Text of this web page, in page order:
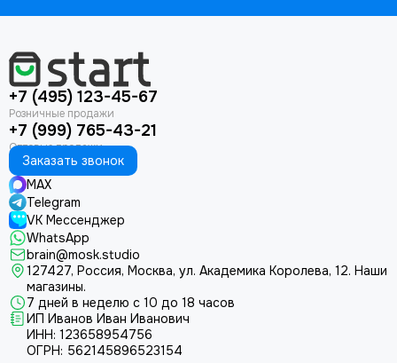
+7 (495) 123-45-67
+7 (999) 765-43-21
Заказать звонок
MAX
Telegram
VK Мессенджер
WhatsApp
brain@mosk.studio
127427, Россия, Москва, ул. Академика Королева, 12. Наши
магазины.
7 дней в неделю с 10 до 18 часов
ИП Иванов Иван Иванович
ИНН: 123658954756
ОГРН: 562145896523154